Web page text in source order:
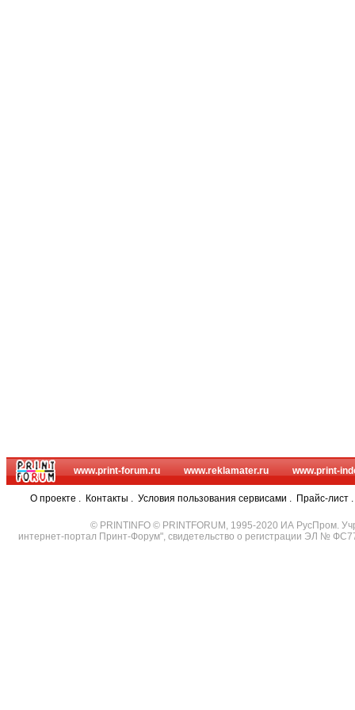
www.print-forum.ru www.reklamater.ru www.print-
О проекте . Контакты . Условия пользования сервисами . Прайс-лист .
© PRINTINFO © PRINTFORUM, 1995-2020 ИА РусПром.
интернет-портал Принт-Форум", свидетельство о регистрации ЭЛ №